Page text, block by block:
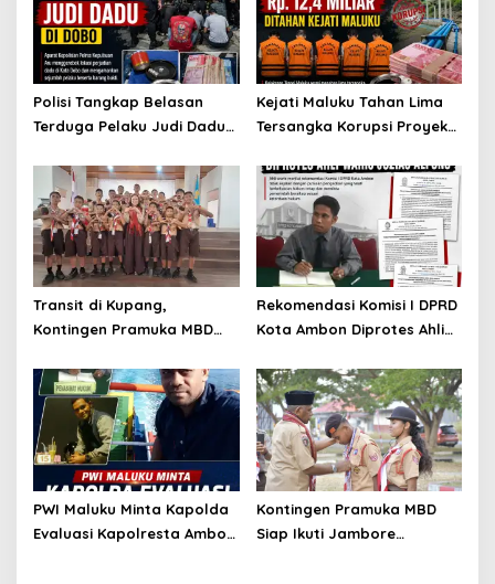
Polisi Tangkap Belasan
Terduga Pelaku Judi Dadu
Setoran Rp5 Juta dan
Selisih Barang Bukti
Kejati Maluku Tahan Lima
Tersangka Korupsi Proyek
Miliar
Transit di Kupang,
Kontingen Pramuka MBD
Disambut Hangat Wakil
Wali Kota
Rekomendasi Komisi I DPRD
Kota Ambon Diprotes Ahli
Barbara Alfons: Itu Palsu?
PWI Maluku Minta Kapolda
Evaluasi Kapolresta Ambon
Kontingen Pramuka MBD
Siap Ikuti Jambore